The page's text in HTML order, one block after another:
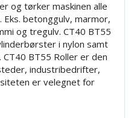
og tørker maskinen alle
betonggulv, marmor,
og tregulv. CT40 BT55
i nylon samt
BT55 Roller er den
industribedrifter,
er velegnet for